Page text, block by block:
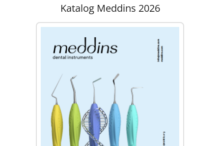
Katalog Meddins 2026